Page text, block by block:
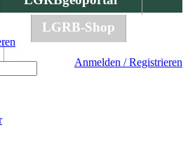
LGRB-Shop
Anmelden / Registrieren